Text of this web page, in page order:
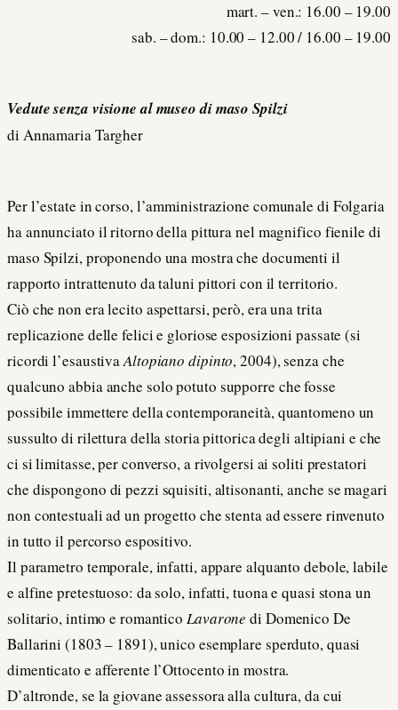
mart. – ven.: 16.00 – 19.00
sab. – dom.: 10.00 – 12.00 / 16.00 – 19.00
Vedute senza visione al museo di maso Spilzi
di Annamaria Targher
Per l’estate in corso, l’amministrazione comunale di Folgaria
ha annunciato il ritorno della pittura nel magnifico fienile di
maso Spilzi, proponendo una mostra che documenti il
rapporto intrattenuto da taluni pittori con il territorio.
Ciò che non era lecito aspettarsi, però, era una trita
replicazione delle felici e gloriose esposizioni passate (si
ricordi l’esaustivaAltopiano dipinto, 2004), senza che
qualcuno abbia anche solo potuto supporre che fosse
possibile immettere della contemporaneità, quantomeno un
sussulto di rilettura della storia pittorica degli altipiani e che
ci si limitasse, per converso, a rivolgersi ai soliti prestatori
che dispongono di pezzi squisiti, altisonanti, anche se magari
non contestuali ad un progetto che stenta ad essere rinvenuto
in tutto il percorso espositivo.
Il parametro temporale, infatti, appare alquanto debole, labile
e alfine pretestuoso: da solo, infatti, tuona e quasi stona un
solitario, intimo e romantico Lavaronedi Domenico De
Ballarini (1803 – 1891), unico esemplare sperduto, quasi
dimenticato e afferente l’Ottocento in mostra.
D’altronde, se la giovane assessora alla cultura, da cui